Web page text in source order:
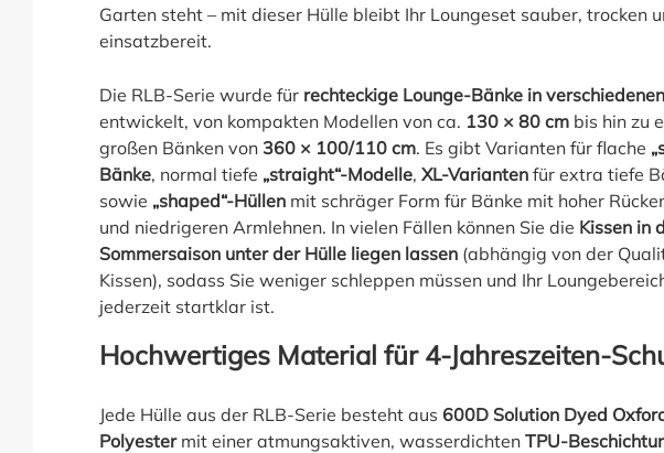
Garten steht – mit dieser Hülle bleibt Ihr Loungeset sauber, trocken
einsatzbereit.
Die RLB-Serie wurde für rechteckige Lounge-Bänke in
entwickelt, von kompakten Modellen von ca. 130 × 80 cm bis hin zu
großen Bänken von 360 × 100/110 cm. Es gibt Varianten für flache
Bänke, normal tiefe „straight“-Modelle, XL-Varianten für extra tiefe
sowie „shaped“-Hüllen mit schräger Form für Bänke mit hoher
und niedrigeren Armlehnen. In vielen Fällen können Sie die Kissen in
Sommersaison unter der Hülle liegen lassen (abhängig von der
Kissen), sodass Sie weniger schleppen müssen und Ihr
jederzeit startklar ist.
Hochwertiges Material für 4-Jahreszeiten-
Jede Hülle aus der RLB-Serie besteht aus 600D Solution Dyed
Polyestermit einer atmungsaktiven, wasserdichten TPU-